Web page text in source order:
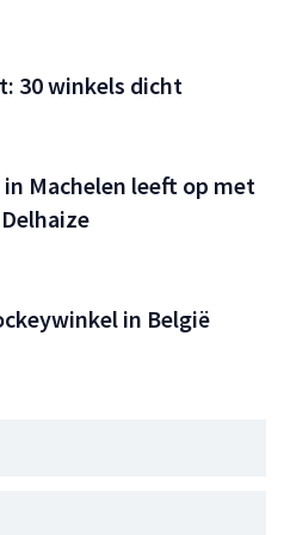
30 winkels dicht
Machelen leeft op met
in België